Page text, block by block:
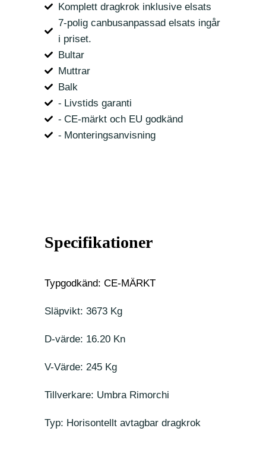
Komplett dragkrok inklusive elsats
7-polig canbusanpassad elsats ingår
i priset.
Bultar
Muttrar
Balk
⁃ Livstids garanti
⁃ CE-märkt och EU godkänd
⁃ Monteringsanvisning
Specifikationer
Typgodkänd: CE-MÄRKT
Släpvikt: 3673 Kg
D-värde: 16.20 Kn
V-Värde: 245 Kg
Tillverkare: Umbra Rimorchi
Typ: Horisontellt avtagbar dragkrok